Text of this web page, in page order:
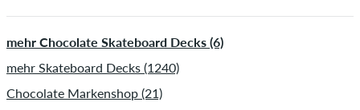
mehr Chocolate Skateboard Decks (6)
mehr Skateboard Decks (1240)
Chocolate Markenshop (21)